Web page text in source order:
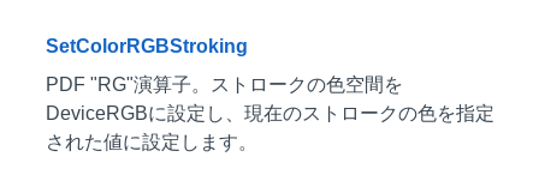
SetColorRGBStroking
PDF "RG"演算子。ストロークの色空間を
DeviceRGBに設定し、現在のストロークの色を指定
された値に設定します。